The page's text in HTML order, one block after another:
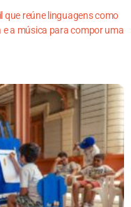
que reúne linguagens como
a música para compor uma